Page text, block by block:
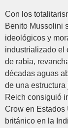
Con los
Benito Mussolini
ideológicos y
industrializado el
de rabia,
décadas aguas
de una
Reich consiguió
Crow en Estados
británico en la